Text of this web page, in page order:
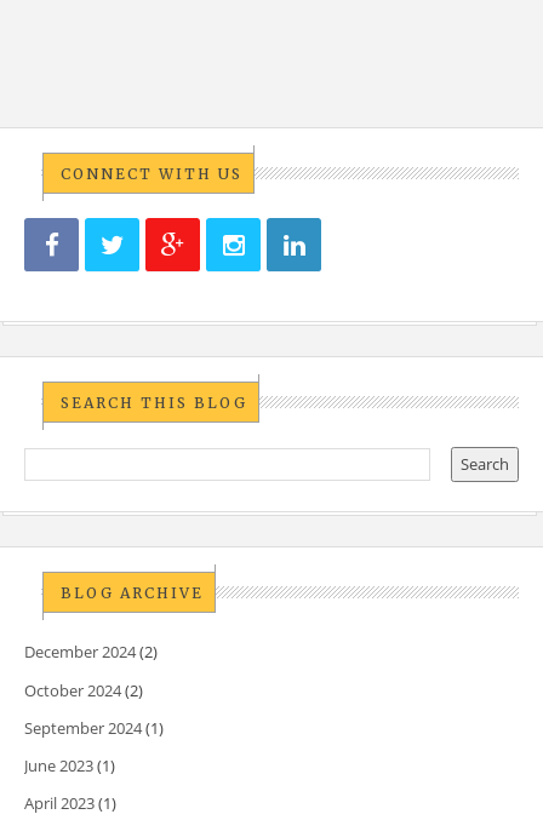
CONNECT WITH US
SEARCH THIS BLOG
BLOG ARCHIVE
December 2024(2)
October 2024(2)
September 2024(1)
June 2023(1)
April 2023(1)